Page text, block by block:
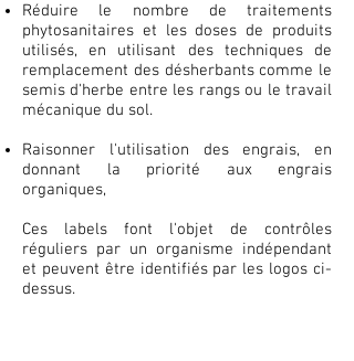
Réduire le nombre de traitements
phytosanitaires et les doses de produits
utilisés, en utilisant des techniques de
remplacement des désherbants comme le
semis d'herbe entre les rangs ou le travail
mécanique du sol.
Raisonner l'utilisation des engrais, en
donnant la priorité aux engrais
organiques,
Ces labels font l'objet de contrôles
réguliers par un organisme indépendant
et peuvent être identifiés par les logos ci-
dessus.